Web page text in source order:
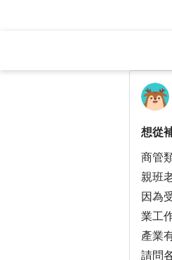
想從
商管
親班
因為
業工
產業
請問